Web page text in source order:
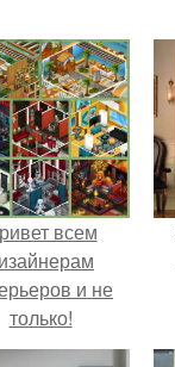
всем
и не
только!